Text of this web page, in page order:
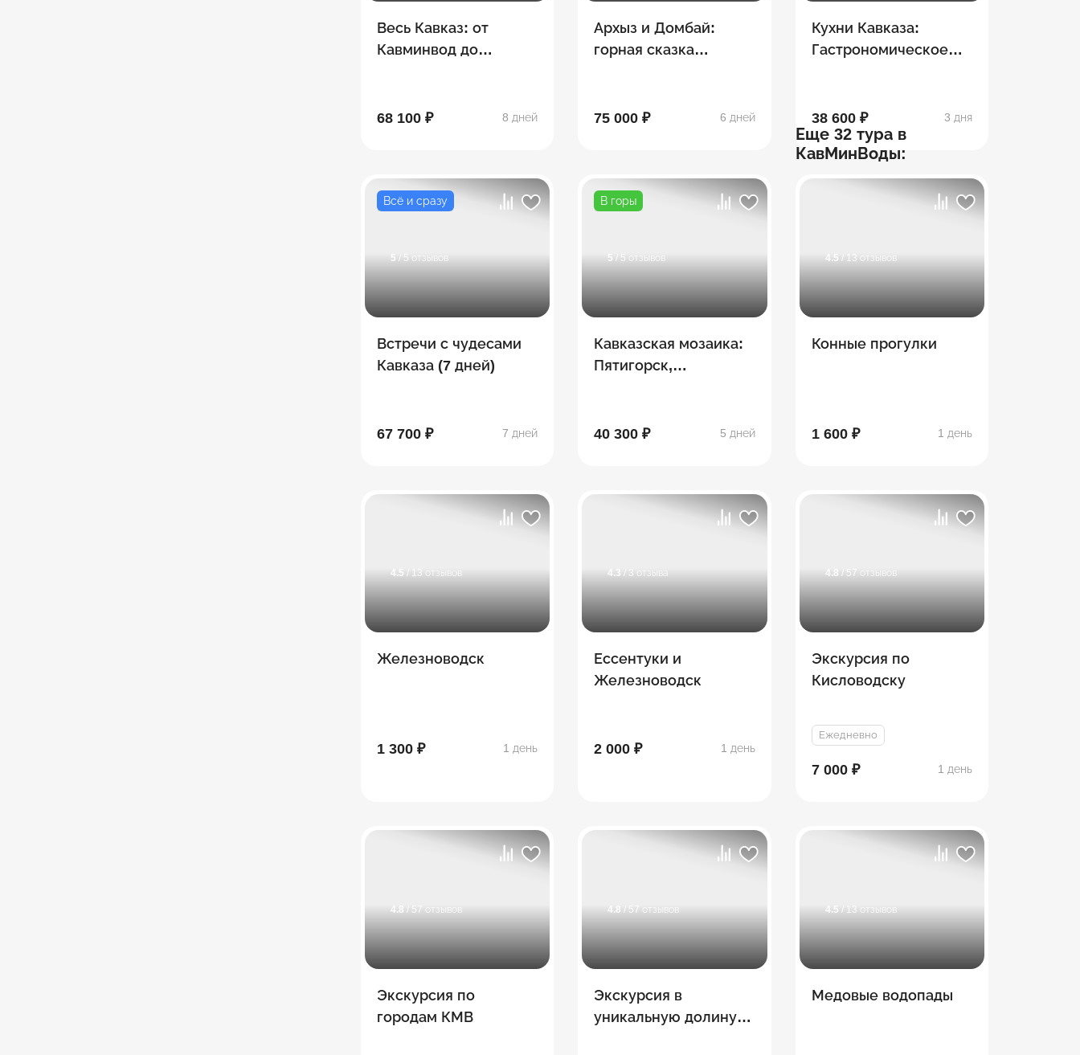
Весь Кавказ: от
Кавминвод до
68 100 ₽ 8 дней
Архыз и Домбай:
горная сказка
75 000 ₽
6 дней
Кухни Кавказа:
Гастрономическое
38 600 ₽ 3 дня
Всё и сразу
5 / 5 отзывов
Встречи с чудесами
Кавказа (7 дней)
67 700 ₽ 7 дней
В горы
5 / 5 отзывов
Кавказская мозаика:
Пятигорск,
Чегемское ущелье,
40 300 ₽ 5 дней
Еще 32 тура в
КавМинВоды:
4.5 / 13 отзывов
Конные прогулки
1 600 ₽ 1 день
4.5 / 13 отзывов
Железноводск
1 300 ₽ 1 день
4.3 / 3 отзыва
Ессентуки и
Железноводск
2 000 ₽ 1 день
4.8 / 57 отзывов
Экскурсия по
Кисловодску
Ежедневно
7 000 ₽ 1 день
4.8 / 57 отзывов
Экскурсия по
городам КМВ
4.8 / 57 отзывов
Экскурсия в
уникальную долину
4.5 / 13 отзывов
Медовые водопады